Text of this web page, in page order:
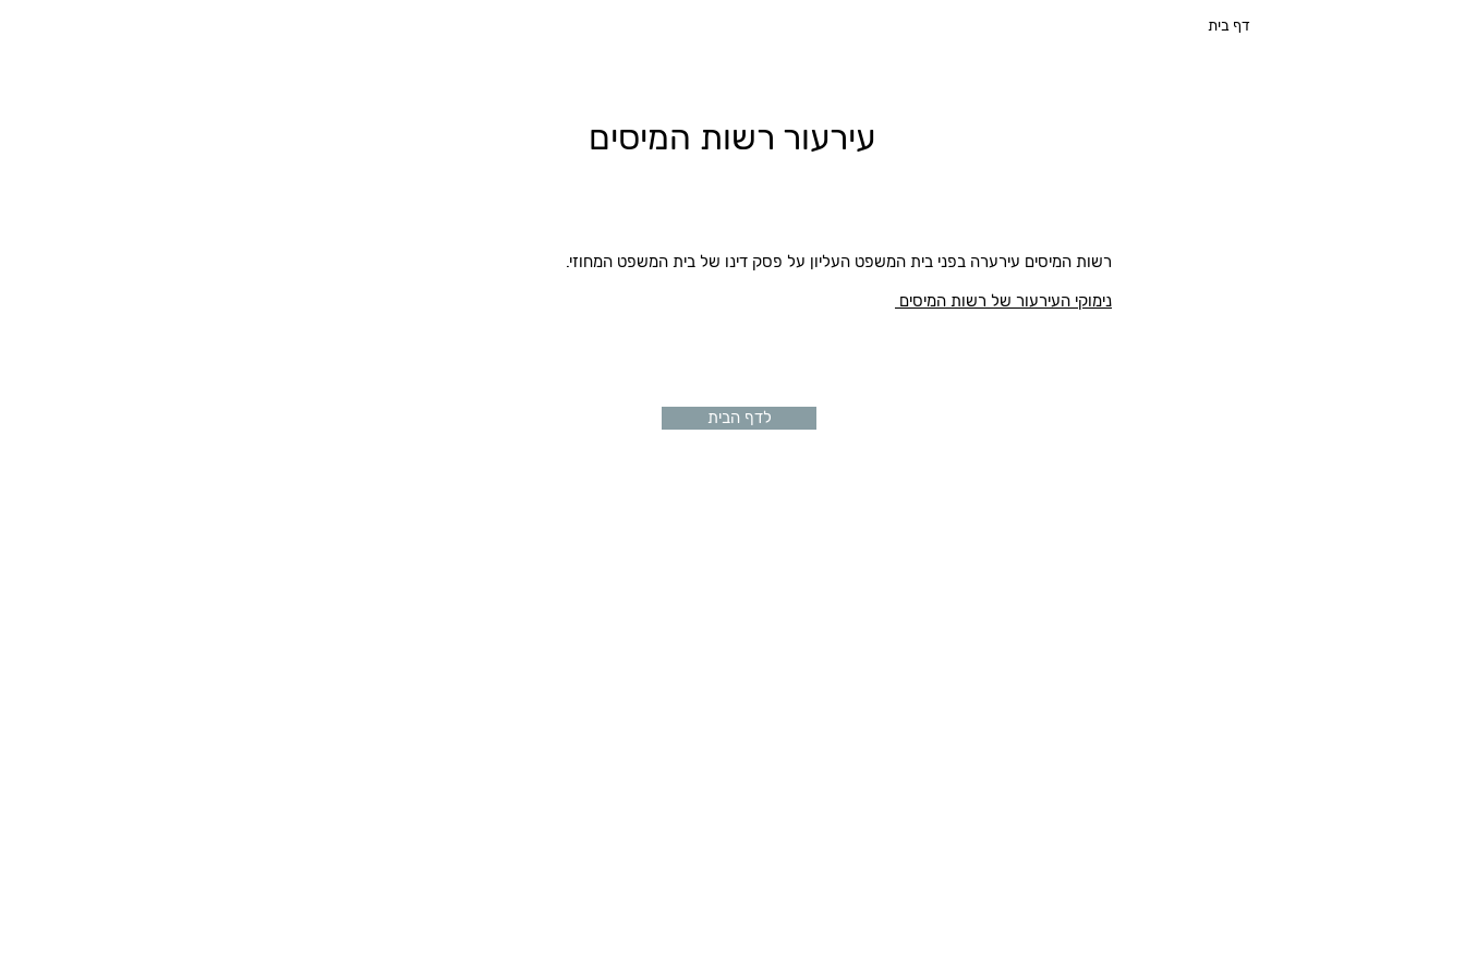
דף בית
עירעור רשות המיסים
רשות המיסים עירערה בפני בית המשפט העליון על פסק דינו של בית המשפט המחוזי.
נימוקי העירעור של רשות המיסים
לדף הבית